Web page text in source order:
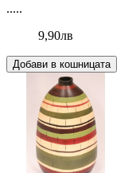
.....
9,90лв
Добави в кошницата